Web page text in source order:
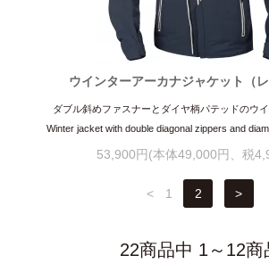
ウインターアーカナジャケット（レ
ダブル斜めファスナーとダイヤ柄パテッドのウ
Winter jacket with double diagonal zippers and
53,900円(本体49,000円、税
< 1 2 >
22商品中 1～12商